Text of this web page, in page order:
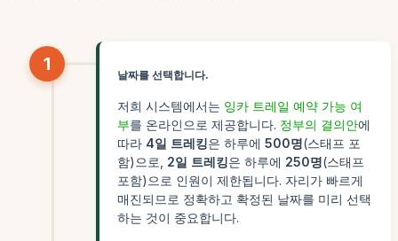
1
날짜를 선택합니다.
저희 시스템에서는 잉카 트레일 예약 가능 여
부를 온라인으로 제공합니다. 정부의 결의안에
따라 4일 트레킹은 하루에 500명(스태프 포
함)으로, 2일 트레킹은 하루에 250명(스태프
포함)으로 인원이 제한됩니다. 자리가 빠르게
매진되므로 정확하고 확정된 날짜를 미리 선택
하는 것이 중요합니다.